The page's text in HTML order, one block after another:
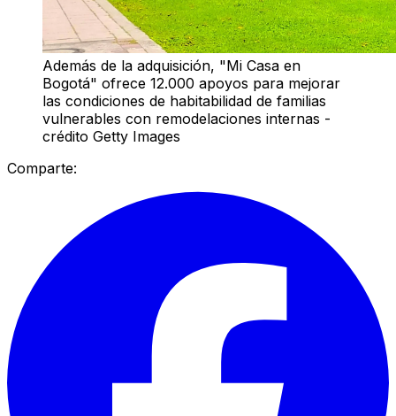
Además de la adquisición, "Mi Casa en
Bogotá" ofrece 12.000 apoyos para mejorar
las condiciones de habitabilidad de familias
vulnerables con remodelaciones internas -
crédito Getty Images
Comparte: